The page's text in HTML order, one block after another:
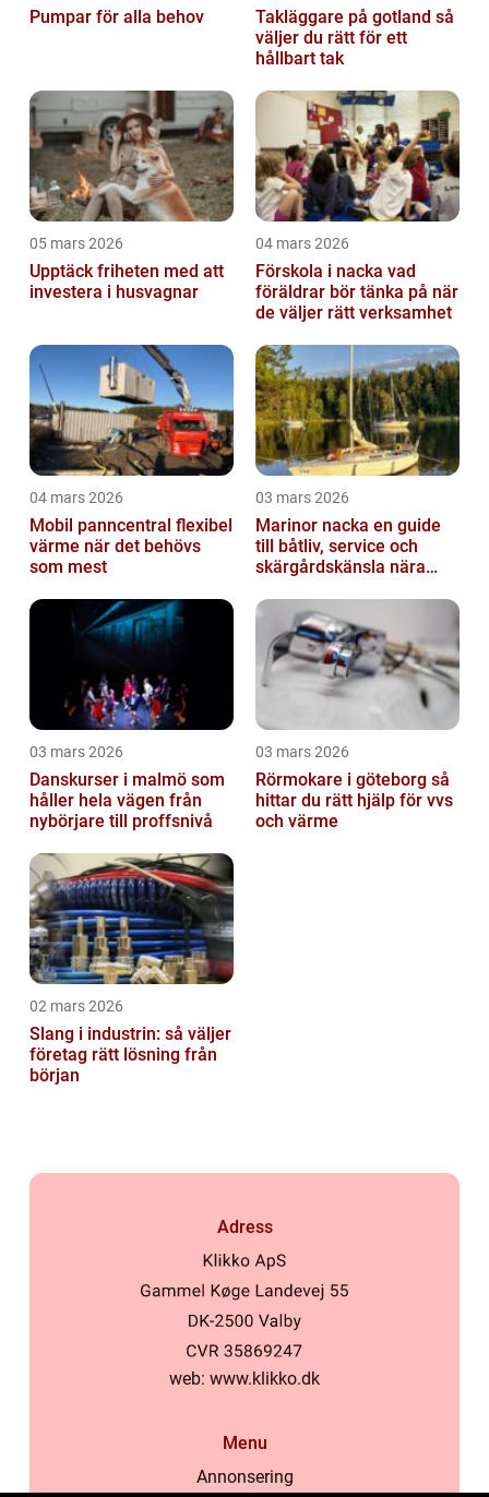
Pumpar för alla behov
Takläggare på gotland så
väljer du rätt för ett
hållbart tak
05 mars 2026
Upptäck friheten med att
investera i husvagnar
04 mars 2026
Förskola i nacka vad
föräldrar bör tänka på när
de väljer rätt verksamhet
04 mars 2026
Mobil panncentral flexibel
värme när det behövs
som mest
03 mars 2026
Marinor nacka en guide
till båtliv, service och
skärgårdskänsla nära
03 mars 2026
Danskurser i malmö som
håller hela vägen från
nybörjare till proffsnivå
03 mars 2026
Rörmokare i göteborg så
hittar du rätt hjälp för vvs
och värme
02 mars 2026
Slang i industrin: så väljer
företag rätt lösning från
början
Adress
web: www.klikko.dk
Menu
Annonsering